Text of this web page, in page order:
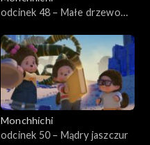
odcinek 48 – Małe drzewo
Monchhichi
odcinek 50 – Mądry jaszczur